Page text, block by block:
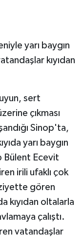
yarı baygın
kıyıdan
sert
çıkması
Sinop'ta,
yarı baygın
Bülent Ecevit
irili ufaklı çok
gören
kıyıdan oltalarla
çalıştı.
vatandaşlar